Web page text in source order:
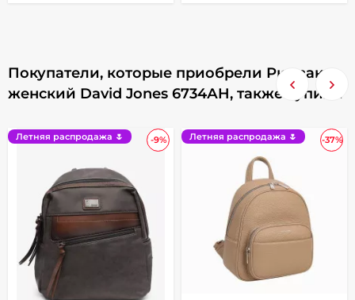
Покупатели, которые приобрели Рюкзак
женский David Jones 6734АH, также купили
-9%
Летняя распродажа 🌷 -37%
Летняя распродажа 🌷